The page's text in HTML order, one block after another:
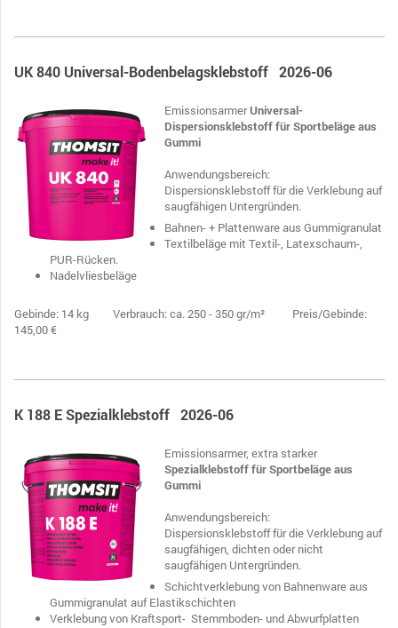
UK 840 Universal-Bodenbelagsklebstoff 2026-06
EmissionsarmerUniversal-
Dispersionsklebstoff für Sportbeläge aus
Gummi
Anwendungsbereich:
Dispersionsklebstoff für die Verklebung auf
saugfähigen Untergründen.
Bahnen- + Plattenware aus Gummigranulat
Textilbeläge mit Textil-, Latexschaum-,
PUR-Rücken.
Nadelvliesbeläge
Gebinde: 14 kg Verbrauch: ca. 250 - 350 gr/m² Preis/Gebinde:
145,00 €
K 188 E Spezialklebstoff 2026-06
Emissionsarmer, extra starker
Spezialklebstoff für Sportbeläge aus
Gummi
Anwendungsbereich:
Dispersionsklebstoff für die Verklebung auf
saugfähigen, dichten oder nicht
saugfähigen Untergründen.
Schichtverklebung von Bahnenware aus
Gummigranulat auf Elastikschichten
Verklebung von Kraftsport- Stemmboden- und Abwurfplatten